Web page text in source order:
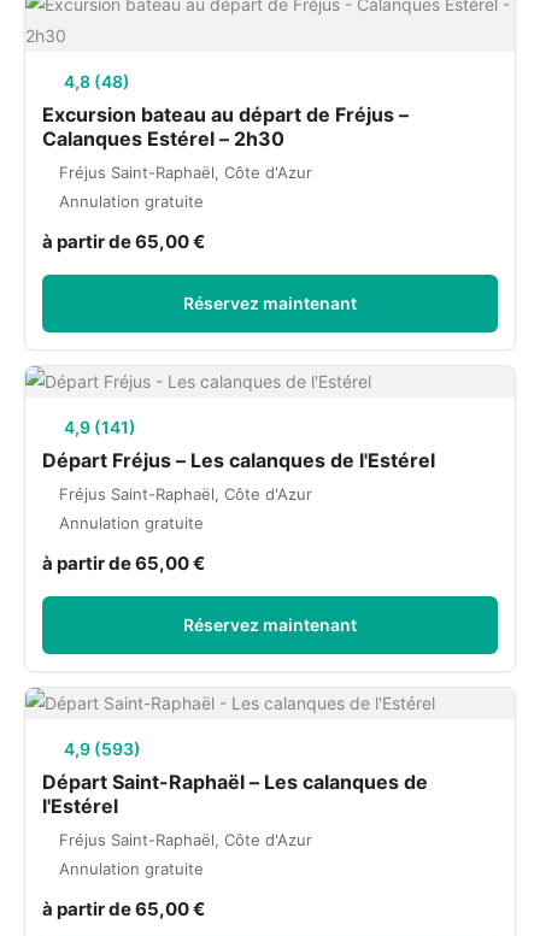
4,8 (48)
Excursion bateau au départ de Fréjus –
Calanques Estérel – 2h30
Fréjus Saint-Raphaël, Côte d'Azur
Annulation gratuite
à partir de 65,00 €
Réservez maintenant
4,9 (141)
Départ Fréjus – Les calanques de l'Estérel
Fréjus Saint-Raphaël, Côte d'Azur
Annulation gratuite
à partir de 65,00 €
Réservez maintenant
4,9 (593)
Départ Saint-Raphaël – Les calanques de
l'Estérel
Fréjus Saint-Raphaël, Côte d'Azur
Annulation gratuite
à partir de 65,00 €